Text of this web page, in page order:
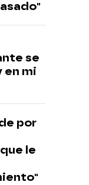
se
en mi
por
le